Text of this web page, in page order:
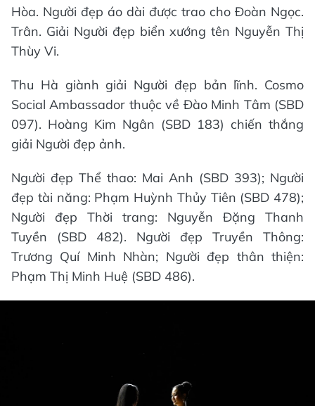
Hòa. Người đẹp áo dài được trao cho Đoàn Ngọc.
Trân. Giải Người đẹp biển xướng tên Nguyễn Thị
Thùy Vi.
Thu Hà giành giải Người đẹp bản lĩnh. Cosmo
Social Ambassador thuộc về Đào Minh Tâm (SBD
097). Hoàng Kim Ngân (SBD 183) chiến thắng
giải Người đẹp ảnh.
Người đẹp Thể thao: Mai Anh (SBD 393); Người
đẹp tài năng: Phạm Huỳnh Thủy Tiên (SBD 478);
Người đẹp Thời trang: Nguyễn Đặng Thanh
Tuyền (SBD 482). Người đẹp Truyền Thông:
Trương Quí Minh Nhàn; Người đẹp thân thiện:
Phạm Thị Minh Huệ (SBD 486).